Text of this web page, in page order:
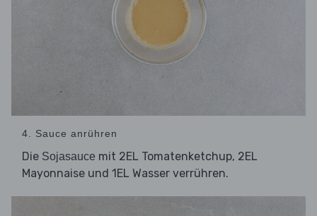
4. Sauce anrühren
Die Sojasauce mit 2EL Tomatenketchup, 2EL
Mayonnaise und 1EL Wasser verrühren.